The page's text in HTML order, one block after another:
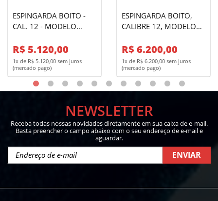
ESPINGARDA BOITO -
CAL. 12 - MODELO
OXIDADA
R$ 5.120,00
1x de R$ 5.120,00 sem juros
(mercado pago)
ESPINGARDA BOITO,
CALIBRE 12, MODELO
INOX - LUXO - 02
CANOS
R$ 6.200,00
1x de R$ 6.200,00 sem juros
(mercado pago)
NEWSLETTER
Receba todas nossas novidades diretamente em sua caixa de e-mail.
Basta preencher o campo abaixo com o seu endereço de e-mail e
aguardar.
ENVIAR